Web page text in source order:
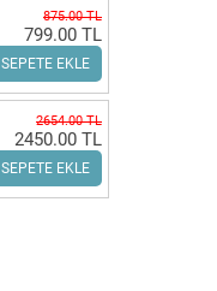
875.00 TL
799.00 TL
SEPETE EKLE
2654.00 TL
2450.00 TL
SEPETE EKLE